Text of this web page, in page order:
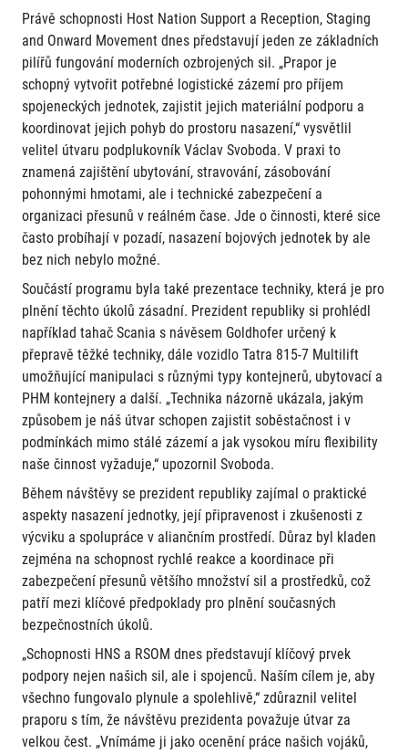
Právě schopnosti Host Nation Support a Reception, Staging
and Onward Movement dnes představují jeden ze základních
pilířů fungování moderních ozbrojených sil. „Prapor je
schopný vytvořit potřebné logistické zázemí pro příjem
spojeneckých jednotek, zajistit jejich materiální podporu a
koordinovat jejich pohyb do prostoru nasazení,“ vysvětlil
velitel útvaru podplukovník Václav Svoboda. V praxi to
znamená zajištění ubytování, stravování, zásobování
pohonnými hmotami, ale i technické zabezpečení a
organizaci přesunů v reálném čase. Jde o činnosti, které sice
často probíhají v pozadí, nasazení bojových jednotek by ale
bez nich nebylo možné.
Součástí programu byla také prezentace techniky, která je pro
plnění těchto úkolů zásadní. Prezident republiky si prohlédl
například tahač Scania s návěsem Goldhofer určený k
přepravě těžké techniky, dále vozidlo Tatra 815-7 Multilift
umožňující manipulaci s různými typy kontejnerů, ubytovací a
PHM kontejnery a další. „Technika názorně ukázala, jakým
způsobem je náš útvar schopen zajistit soběstačnost i v
podmínkách mimo stálé zázemí a jak vysokou míru flexibility
naše činnost vyžaduje,“ upozornil Svoboda.
Během návštěvy se prezident republiky zajímal o praktické
aspekty nasazení jednotky, její připravenost i zkušenosti z
výcviku a spolupráce v aliančním prostředí. Důraz byl kladen
zejména na schopnost rychlé reakce a koordinace při
zabezpečení přesunů většího množství sil a prostředků, což
patří mezi klíčové předpoklady pro plnění současných
bezpečnostních úkolů.
„Schopnosti HNS a RSOM dnes představují klíčový prvek
podpory nejen našich sil, ale i spojenců. Naším cílem je, aby
všechno fungovalo plynule a spolehlivě,“ zdůraznil velitel
praporu s tím, že návštěvu prezidenta považuje útvar za
velkou čest. „Vnímáme ji jako ocenění práce našich vojáků,